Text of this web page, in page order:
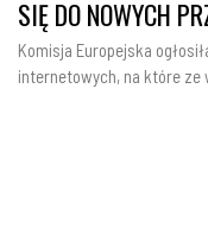
SIĘ DO NOWYCH
Komisja Europejska
internetowych, na które ze